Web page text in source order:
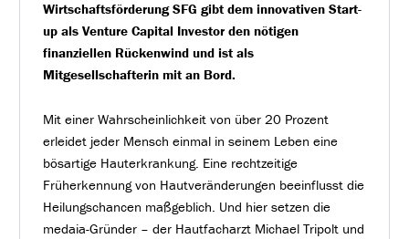
Wirtschaftsförderung SFG gibt dem innovativen Start-
up als Venture Capital Investor den nötigen
finanziellen Rückenwind und ist als
Mitgesellschafterin mit an Bord.
Mit einer Wahrscheinlichkeit von über 20 Prozent
erleidet jeder Mensch einmal in seinem Leben eine
bösartige Hauterkrankung. Eine rechtzeitige
Früherkennung von Hautveränderungen beeinflusst die
Heilungschancen maßgeblich. Und hier setzen die
medaia-Gründer – der Hautfacharzt Michael Tripolt und